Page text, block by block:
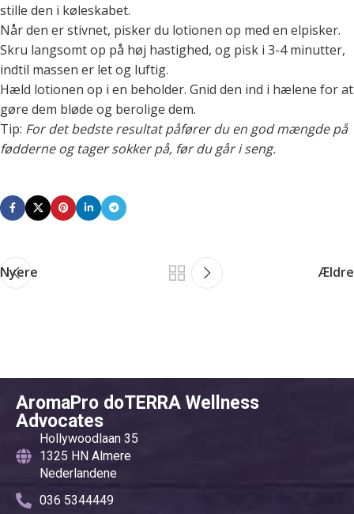
stille den i køleskabet.
Når den er stivnet, pisker du lotionen op med en elpisker.
Skru langsomt op på høj hastighed, og pisk i 3-4 minutter,
indtil massen er let og luftig.
Hæld lotionen op i en beholder. Gnid den ind i hælene for at
gøre dem bløde og berolige dem.
Tip: For det bedste resultat påfører du en god mængde på
fødderne og tager sokker på, før du går i seng.
Nyere Ældre
AromaPro doTERRA Wellness
Advocates
Hollywoodlaan 35
1325 HN Almere
Nederlandene
036 5344449